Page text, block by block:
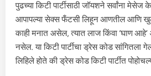
पुढच्या किटी पार्टीसाठी जॉयशने सर्वांना मेसेज
आपापल्या सेक्स फँटसी लिहून आणतील आणि
काही मनात असेल, त्यात लाज किंवा ‘घाण आहे’
नसेल. या किटी पार्टीचा ड्रेस कोड सांगितला
लिहिले होते की ड्रेस कोड किटी पार्टीत